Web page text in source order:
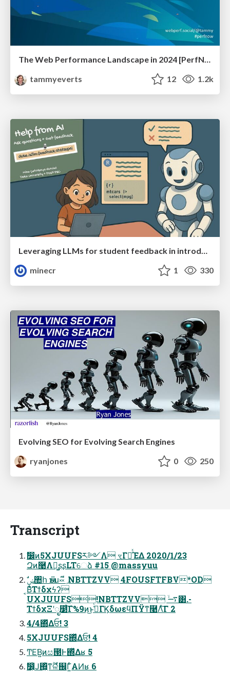
The Web Performance Landscape in 2024 [PerfNow 2024]
tammyeverts
12 1.2k
minecr
1 330
Evolving SEO for Evolving Search Engines
ryanjones
0 250
Transcript
ࣗ෼ͷ5XJUUFSར༻Λ ৼΓฦͬͯΈΔ 2020/1/23
Զͷ࿩Λฉ͚ʂʂLTେձ #15 @massyuu
͔Β͋͛Τϯδχϟʔ
UXJUUFS!NBTTZVV ࠷ۙ͸.-
ΤϯδχΞʹೖ໳ͨ͠Γ%9ͷ͜ͱߟ͑ͨΓϏδωεϥΠΫͳ࿩Λͨ͠Γ 2
4/4΍ͬͯΔਓ! 3
5XJUUFS΍ͬͯΔਓ! 4
ͲΕ͘Β͍ͷස౓Ͱ΍ͬͯΔʁ 5
ࣗ෼͕ͭͿ΍͖͕ͪͳ࣌ؒଳͬͯ஌Γ͍ͨΑͶʁ 6